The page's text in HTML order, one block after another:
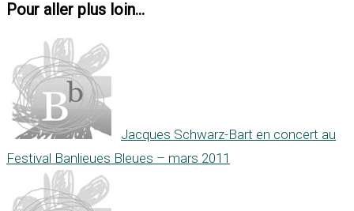
Pour aller plus loin...
Jacques Schwarz-Bart en concert au
Festival Banlieues Bleues – mars 2011